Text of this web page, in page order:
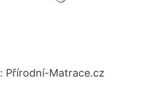
Přírodní-Matrace.cz